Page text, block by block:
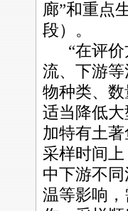
廊”和重点
段）。
“在评价
流、下游
物种类、
适当降低
加特有土
采样时间
中下游不
温等影响